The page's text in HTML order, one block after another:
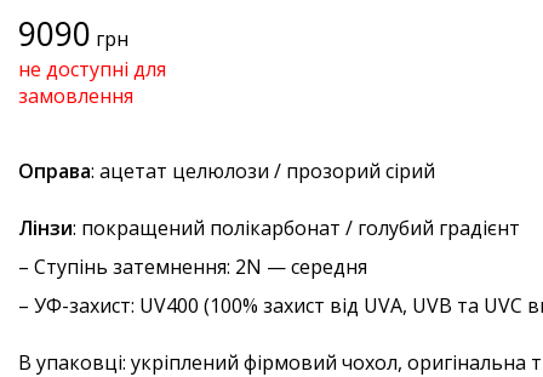
9090 грн
не доступні для
замовлення
Оправа: ацетат целюлози / прозорий сірий
Лінзи: покращений полікарбонат / голубий градієнт
– Ступінь затемнення: 2N — середня
– УФ-захист: UV400 (100% захист від UVA, UVB та
В упаковці: укріплений фірмовий чохол, оригінальна